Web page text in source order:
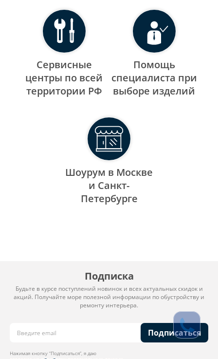
Сервисные
центры по всей
территории РФ
Помощь
специалиста при
выборе изделий
Шоурум в Москве
и Санкт-
Петербурге
Подписка
Будьте в курсе поступлений новинок и всех актуальных скидок и
акций. Получайте море полезной информации по обустройству и
ремонту интерьера.
Подписаться
Нажимая кнопку “Подписаться”, я даю